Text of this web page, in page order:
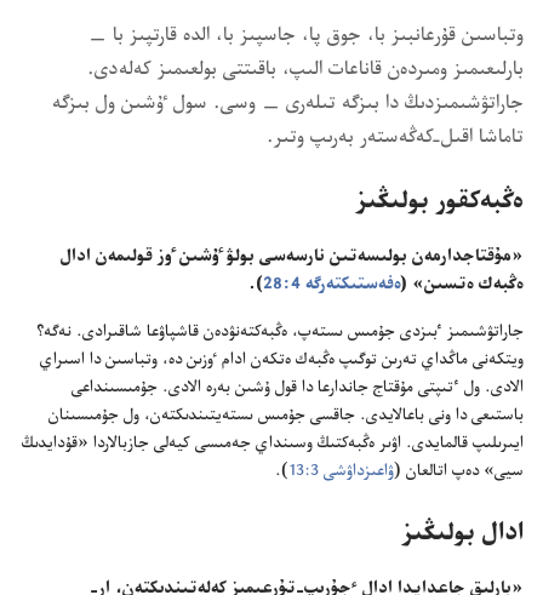
وتباسىن قۇرعانبىز با،‏ جوق پا،‏ جاسپىز با،‏ الدە قارتپىز با —‏
بارلىعىمىز ومىردەن قاناعات الىپ،‏ باقىتتى بولعىمىز كەلەدى.‏
جاراتۋشىمىزدىڭ دا بىزگە تىلەرى —‏ وسى.‏ سول ٷشىن ول بىزگە
تاماشا اقىل-‏كەڭەستەر بەرىپ وتىر.‏
ەڭبەكقور بولىڭىز
‏«مۇقتاجدارمەن بولىسەتىن نارسەسى بولۋ ٷشىن ٶز قولىمەن ادال
ەڭبەك ەتسىن» (‏ەفەستىكتەرگە 4:‏28
‏)‏.‏
جاراتۋشىمىز ٴ‌بىزدى جۇمىس ىستەپ،‏ ەڭبەكتەنۋدەن قاشپاۋعا شاقىرادى.‏ نەگە؟‏
ويتكەنى ماڭداي تەرىن توگىپ ەڭبەك ەتكەن ادام ٶزىن دە،‏ وتباسىن دا اسىراي
الادى.‏ ول ٴ‌تىپتى مۇقتاج جاندارعا دا قول ۇشىن بەرە الادى.‏ جۇمىسىنداعى
باستىعى دا ونى باعالايدى.‏ جاقسى جۇمىس ىستەيتىندىكتەن،‏ ول جۇمىسىنان
ايىرىلىپ قالمايدى.‏ اۋىر ەڭبەكتىڭ وسىنداي جەمىسى كيەلى جازبالاردا «قۇدايدىڭ
سيى» دەپ اتالعان (‏ۋاعىزداۋشى 3:‏13 ‏)‏.‏
ادال بولىڭىز
‏«بارلىق جاعدايدا ادال ٴ‌جۇرىپ-‏تۇرعىمىز كەلەتىندىكتەن،‏ ار-‏